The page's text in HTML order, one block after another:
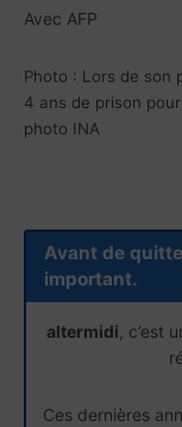
Avec AFP
Photo : Lors de son
4 ans de prison
photo INA
Avant de
important.
altermidi ,
Ces dernières